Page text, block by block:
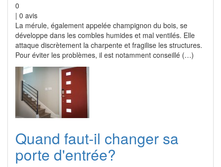
0
| 0 avis
La mérule, également appelée champignon du bois, se
développe dans les combles humides et mal ventilés. Elle
attaque discrètement la charpente et fragilise les structures.
Pour éviter les problèmes, il est notamment conseillé (…)
Quand faut-il changer sa
porte d'entrée?